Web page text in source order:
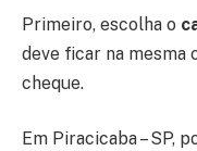
Primeiro, escolha o
deve ficar na mesma
cheque.
Em Piracicaba – SP,